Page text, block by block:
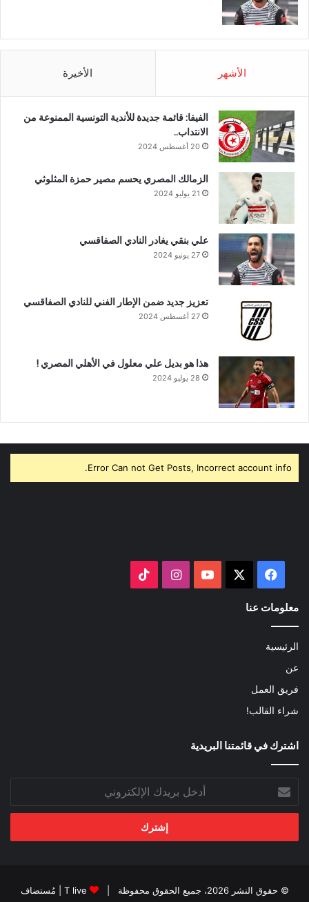
الأشهر الأخيرة
الفيفا: قائمة جديدة للأندية التونسية الممنوعة من
الانتداب..
20 أغسطس 2024
الزمالك المصري يحسم مصير حمزة المثلوثي
21 يوليو 2024
علي بنقي يغادر النادي الصفاقسي
27 يونيو 2024
تعزيز جديد ضمن الإطار الفني للنادي الصفاقسي
27 أغسطس 2024
هذا هو بديل علي معلول في الأهلي المصري !
28 يوليو 2024
Error Can not Get Posts, Incorrect account info.
فيسبوك ‫YouTubeانستقرام
معلومات عنا
الرئيسية
عن
فريق العمل
شراء القالب!
اشترك في قائمتنا البريدية
بريدك
الإلكتروني
© حقوق النشر 2026، جميع الحقوق محفوظة | T live | مُستضاف